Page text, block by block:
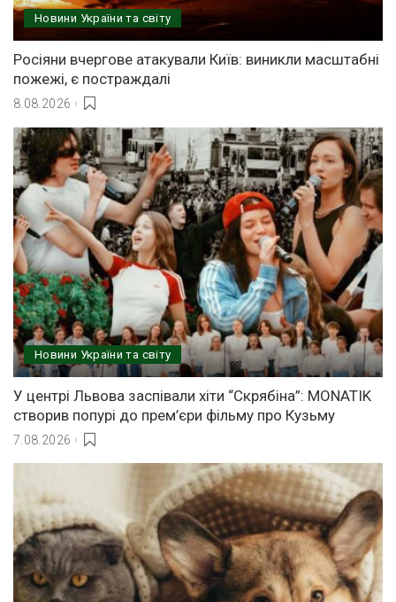
Новини України та світу
Росіяни вчергове атакували Київ: виникли масштабні
пожежі, є постраждалі
8.08.2026
Новини України та світу
У центрі Львова заспівали хіти “Скрябіна”: MONATIK
створив попурі до прем’єри фільму про Кузьму
7.08.2026